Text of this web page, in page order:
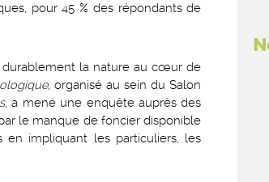
pour 45 % des répondants de
durablement la nature au cœur de
, organisé au sein du Salon
, a mené une enquête auprès des
le manque de foncier disponible
en impliquant les particuliers, les